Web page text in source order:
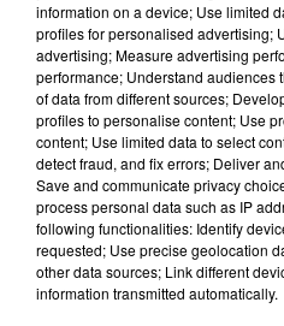
Publié : 22 novembre
cris du peuple sans
demande de dialogue.
Mundo Latino
de
information on a device; Use limited
profiles for personalised advertising;
advertising; Measure advertising
performance; Understand audiences
of data from different sources;
profiles to personalise content; Use
content; Use limited data to select
detect fraud, and fix errors; Deliver
Save and communicate privacy
process personal data such as IP
following functionalities: Identify
requested; Use precise geolocation
other data sources; Link different
information transmitted automatically.